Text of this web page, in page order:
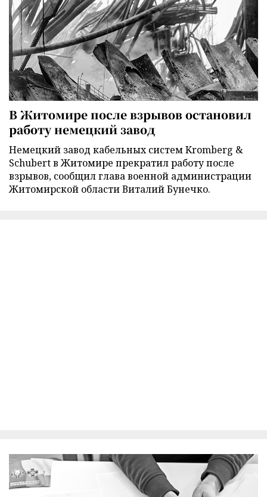
В Житомире после взрывов остановил
работу немецкий завод
Немецкий завод кабельных систем Kromberg &
Schubert в Житомире прекратил работу после
взрывов, сообщил глава военной администрации
Житомирской области Виталий Бунечко.